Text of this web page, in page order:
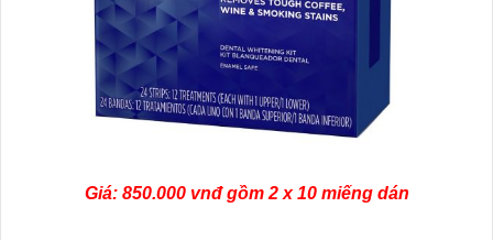
Giá: 850.000 vnđ gồm 2 x 10 miếng dán